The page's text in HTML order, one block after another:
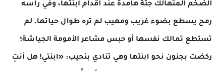
الضخم المتهالك جثة هامدة عند أقدام ابنتها، وفي رأسه
رمح يسطع بضوء غريب ومهيب لم تره طوال حياتها. لم
تستطع تمالك نفسها أو حبس مشاعر الأمومة الجياشة؛
ركضت بجنون نحو ابنتها وهي تنادي بنحيب: «ابنتي! هل أنتِ